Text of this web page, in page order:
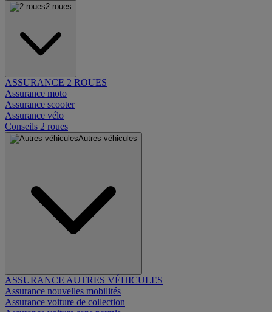
2 roues
ASSURANCE 2 ROUES
Assurance moto
Assurance scooter
Assurance vélo
Conseils 2 roues
Autres véhicules
ASSURANCE AUTRES VÉHICULES
Assurance nouvelles mobilités
Assurance voiture de collection